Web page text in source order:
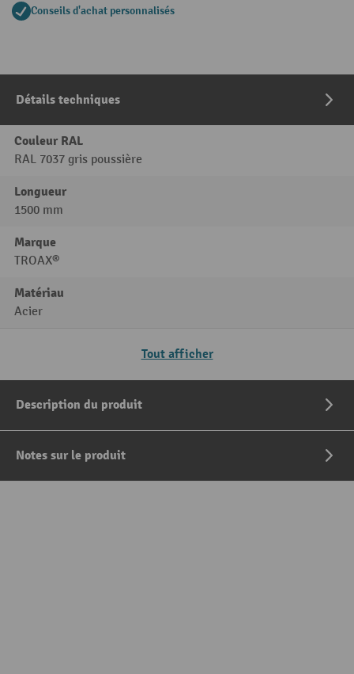
Conseils d'achat personnalisés
Détails techniques
Couleur RAL
RAL 7037 gris poussière
Longueur
1500 mm
Marque
TROAX®
Matériau
Acier
Tout afficher
Description du produit
Notes sur le produit